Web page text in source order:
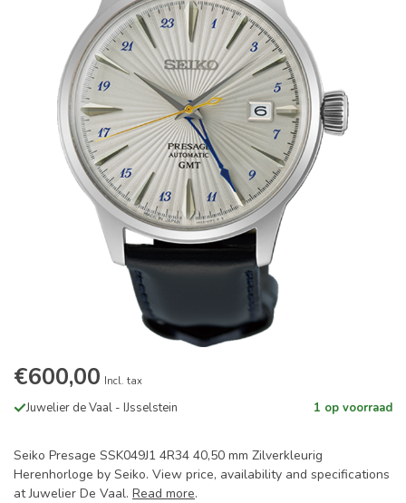
€600,00 Incl. tax
Juwelier de Vaal - IJsselstein 1 op voorraad
Seiko Presage SSK049J1 4R34 40,50 mm Zilverkleurig
Herenhorloge by Seiko. View price, availability and specifications
at Juwelier De Vaal. Read more.